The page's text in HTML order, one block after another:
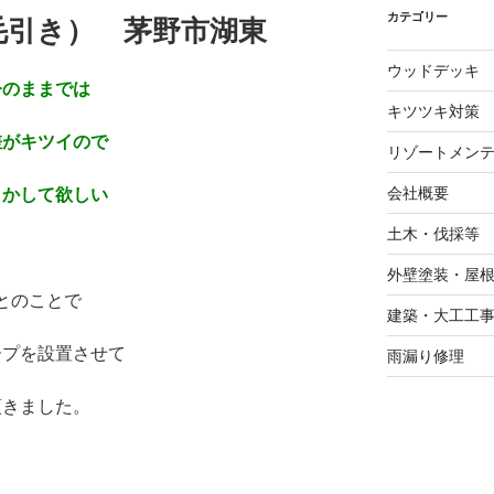
引き） 茅野市湖東
ままでは
キツイので
して欲しい
のことで
を設置させて
ました。
カテゴリー
ウッドデッキ
キツツキ対策
リゾートメン
会社概要
土木・伐採等
外壁塗装・屋
建築・大工工事
雨漏り修理